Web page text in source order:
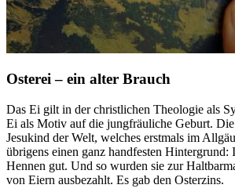
Osterei – ein alter Brauch
Das Ei gilt in der christlichen Theologie als
Ei als Motiv auf die jungfräuliche Geburt. Die
Jesukind der Welt, welches erstmals im
übrigens einen ganz handfesten Hintergrund:
Hennen gut. Und so wurden sie zur
von Eiern ausbezahlt. Es gab den Osterzins.